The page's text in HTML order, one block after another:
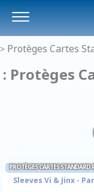
> Protèges Cartes
: Protèges
PROTÈGES CARTES
Sleeves Vi & Jinx -